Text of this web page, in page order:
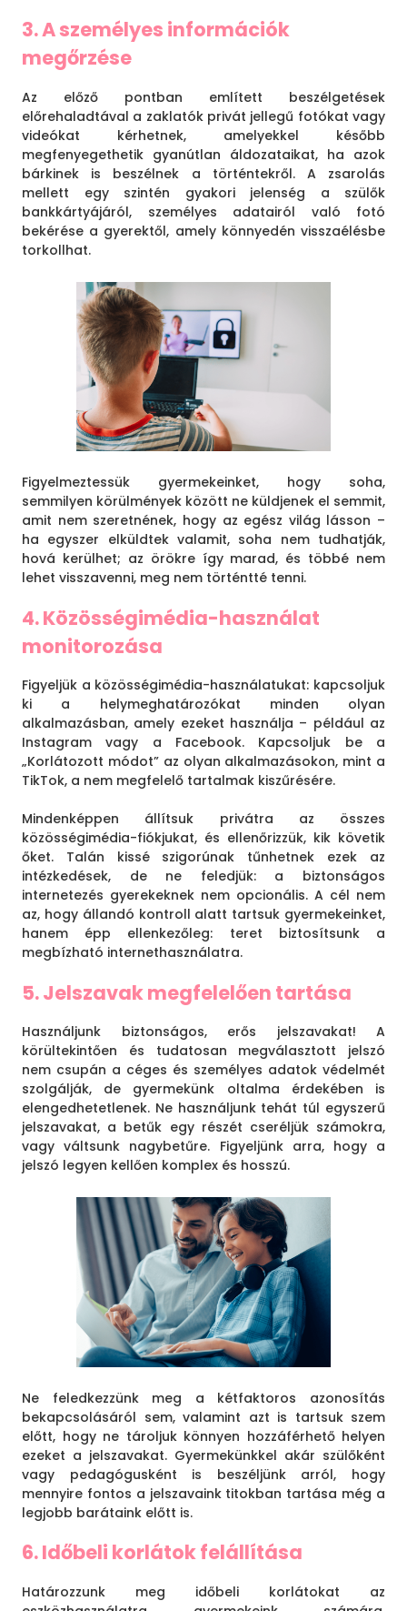
3. A személyes információk
megőrzése
Az előző pontban említett beszélgetések
előrehaladtával a zaklatók privát jellegű fotókat vagy
videókat kérhetnek, amelyekkel később
megfenyegethetik gyanútlan áldozataikat, ha azok
bárkinek is beszélnek a történtekről. A zsarolás
mellett egy szintén gyakori jelenség a szülők
bankkártyájáról, személyes adatairól való fotó
bekérése a gyerektől, amely könnyedén visszaélésbe
torkollhat.
Figyelmeztessük gyermekeinket, hogy soha,
semmilyen körülmények között ne küldjenek el semmit,
amit nem szeretnének, hogy az egész világ lásson –
ha egyszer elküldtek valamit, soha nem tudhatják,
hová kerülhet; az örökre így marad, és többé nem
lehet visszavenni, meg nem történtté tenni.
4. Közösségimédia-használat
monitorozása
Figyeljük a közösségimédia-használatukat: kapcsoljuk
ki a helymeghatározókat minden olyan
alkalmazásban, amely ezeket használja – például az
Instagram vagy a Facebook. Kapcsoljuk be a
„Korlátozott módot” az olyan alkalmazásokon, mint a
TikTok, a nem megfelelő tartalmak kiszűrésére.
Mindenképpen állítsuk privátra az összes
közösségimédia-fiókjukat, és ellenőrizzük, kik követik
őket. Talán kissé szigorúnak tűnhetnek ezek az
intézkedések, de ne feledjük: a biztonságos
internetezés gyerekeknek nem opcionális. A cél nem
az, hogy állandó kontroll alatt tartsuk gyermekeinket,
hanem épp ellenkezőleg: teret biztosítsunk a
megbízható internethasználatra.
5. Jelszavak megfelelően tartása
Használjunk biztonságos, erős jelszavakat! A
körültekintően és tudatosan megválasztott jelszó
nem csupán a céges és személyes adatok védelmét
szolgálják, de gyermekünk oltalma érdekében is
elengedhetetlenek. Ne használjunk tehát túl egyszerű
jelszavakat, a betűk egy részét cseréljük számokra,
vagy váltsunk nagybetűre. Figyeljünk arra, hogy a
jelszó legyen kellően komplex és hosszú.
Ne feledkezzünk meg a kétfaktoros azonosítás
bekapcsolásáról sem, valamint azt is tartsuk szem
előtt, hogy ne tároljuk könnyen hozzáférhető helyen
ezeket a jelszavakat. Gyermekünkkel akár szülőként
vagy pedagógusként is beszéljünk arról, hogy
mennyire fontos a jelszavaink titokban tartása még a
legjobb barátaink előtt is.
6. Időbeli korlátok felállítása
Határozzunk meg időbeli korlátokat az